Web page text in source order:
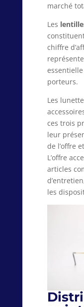
marché
Les
chiffre
porteurs.
Les
ces trois
leur
de l’offre
L’offre
articles
les